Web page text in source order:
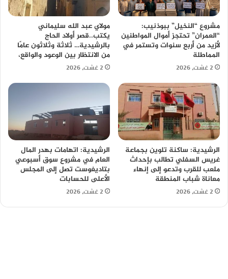
مشروع “النخيل” ببوذنيب:
“العمران” تحتجز أموال المواطنين
لأزيد من أربع سنوات وتستمر في
المماطلة
2 غشت، 2026
مولاي عبد الله سليماني
يكتب..قصر أولاد الحاج
بالرشيدية… ثلاثة وثلاثون عامًا
من الانتظار بين الوعود والواقع،
2 غشت، 2026
الرشيدية: ساكنة تلوين بجماعة
غريس السفلي تطالب بإحداث
ملعب للقرب وتدعو إلى إنهاء
معاناة شباب المنطقة
2 غشت، 2026
الرشيدية: اتهامات بهدر المال
العام في مشروع سوق أسبوعي
بتاديغوست تصل إلى المجلس
الأعلى للحسابات
2 غشت، 2026